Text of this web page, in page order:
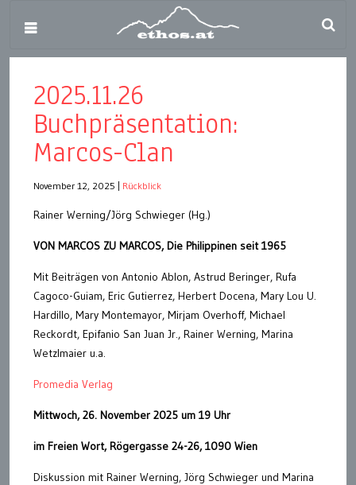
2025.11.26
Buchpräsentation:
Marcos-Clan
November 12, 2025 Rückblick
Rainer Werning/Jörg Schwieger (Hg.)
VON MARCOS ZU MARCOS, Die Philippinen seit 1965
Mit Beiträgen von Antonio Ablon, Astrud Beringer, Rufa
Cagoco-Guiam, Eric Gutierrez, Herbert Docena, Mary Lou U.
Hardillo, Mary Montemayor, Mirjam Overhoff, Michael
Reckordt, Epifanio San Juan Jr., Rainer Werning, Marina
Wetzlmaier u.a.
Promedia Verlag
Mittwoch, 26. November 2025 um 19 Uhr
im Freien Wort, Rögergasse 24-26, 1090 Wien
Diskussion mit Rainer Werning, Jörg Schwieger und Marina